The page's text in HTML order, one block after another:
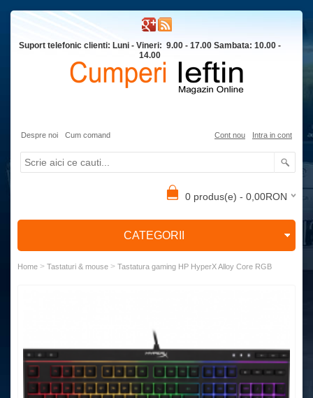
Suport telefonic clienti: Luni - Vineri: 9.00 - 17.00 Sambata: 10.00 -
14.00
Despre noi Cum comand Cont nou Intra in cont
0 produs(e) - 0,00RON
CATEGORII
Home > Tastaturi & mouse > Tastatura gaming HP HyperX Alloy Core RGB